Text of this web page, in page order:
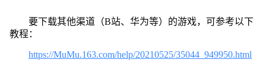
要下载其他渠道（B站、华为等）的游戏，可参考以下
教程：
https://MuMu.163.com/help/20210525/35044_949950.html